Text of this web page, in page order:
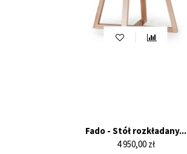
Fado - Stół rozkładany...
Cena
4 950,00 zł